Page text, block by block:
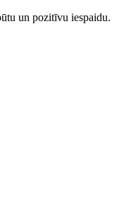
un pozitīvu iespaidu.